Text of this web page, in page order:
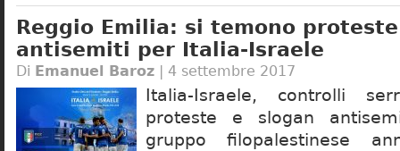
Reggio Emilia: si temono
antisemiti per Italia-Israele
Di Emanuel Baroz | 4 settembre 2017
Italia-Israele, controlli
proteste e slogan
gruppo filopalestinese